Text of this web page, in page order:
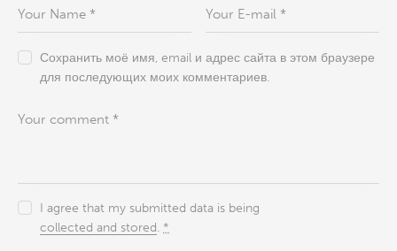
Сохранить моё имя, email и адрес сайта в этом браузере
для последующих моих комментариев.
I agree that my submitted data is being
collected and stored. *